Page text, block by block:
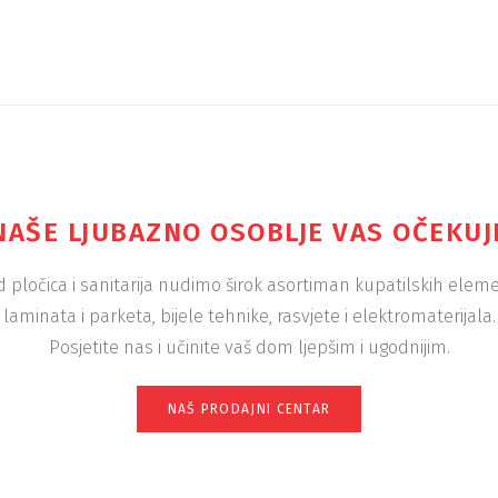
LJUBAZNO OSOBLJE VAS
pločica i sanitarija nudimo širok asortiman kupatilskih
laminata i parketa, bijele tehnike, rasvjete i elektromaterijala.
Posjetite nas i učinite vaš dom ljepšim i ugodnijim.
NAŠ PRODAJNI CENTAR